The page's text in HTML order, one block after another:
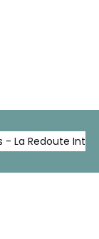
La Redoute